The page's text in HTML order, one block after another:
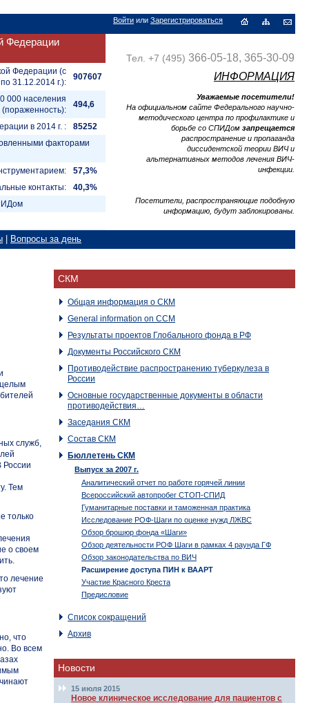
Войти или Зарегистрироваться
Федерации
Федерации (с
по 31.12.2014 г.):
907607
000 населения
(пораженность):
494,6
в 2014 г. :
85252
факторами
57,3%
контакты:
40,3%
Тел. +7 (495) 366-05-18, 365-30-09
ИНФОРМАЦИЯ
Уважаемые посетители!
На официальном сайте Федерального научно-
методического центра по профилактике и
борьбе со СПИДом запрещается
распространение и пропаганда
диссидентской теории ВИЧ и
альтернативных методов лечения ВИЧ-
инфекции.
Посетители, распространяющие подобную
информацию, будут заблокированы.
Вопросы за день
целым
служб,
России
Тем
только
о своем
лечение
что
Во всем
СКМ
Общая информация о СКМ
General information on CCM
Результаты проектов Глобального фонда в РФ
Документы Российского CКМ
Противодействие распространению туберкулеза в
России
Основные государственные документы в области
противодействия…
Заседания СКМ
Состав СКМ
Бюллетень СКМ
Выпуск за 2007 г.
Аналитический отчет по работе горячей линии
Всероссийский автопробег СТОП-СПИД
Гуманитарные поставки и таможенная практика
Исследование РОФ-Шаги по оценке нужд ЛЖВС
Обзор брошюр фонда «Шаги»
Обзор деятельности РОФ Шаги в рамках 4 раунда ГФ
Обзор законодательства по ВИЧ
Расширение доступа ПИН к ВААРТ
Участие Красного Креста
Предисловие
Список сокращений
Архив
Новости
15 июля 2015
Новое клиническое исследование для пациентов с